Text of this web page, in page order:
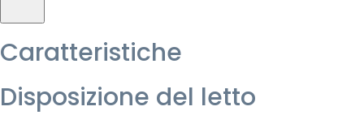
Caratteristiche
Disposizione del letto